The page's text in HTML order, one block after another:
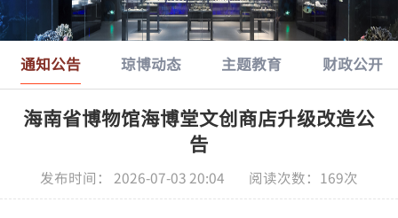
通知公告 琼博动态 主题教育 财政公开
海南省博物馆海博堂文创商店升级改造公
告
发布时间： 2026-07-03 20:04 阅读次数： 169次